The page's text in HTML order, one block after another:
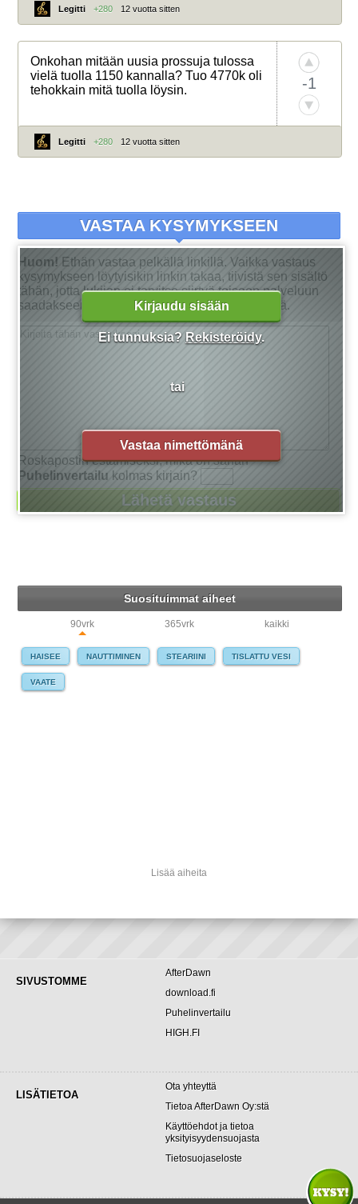
Legitti +280 12 vuotta sitten
Onkohan mitään uusia prossuja tulossa
vielä tuolla 1150 kannalla? Tuo 4770k oli
tehokkain mitä tuolla löysin.
-1
Legitti +280 12 vuotta sitten
Kirjaudu sisään
Ei tunnuksia? Rekisteröidy.
tai
Vastaa nimettömänä
VASTAA KYSYMYKSEEN
Huom! Ethän vastaa pelkällä linkillä. Vaikka vastaus
kysymykseen löytyisikin linkin takaa, tiivistä sen sisältö
tähän, jotta lukijan ei tarvitse siirtyä toiseen palveluun
saadakseen tarkan vastauksen kysymykseensä.
Roskapostin estämiseksi, mikä on sanan
Puhelinvertailu kolmas kirjain?
Suosituimmat aiheet
90vrk 365vrk kaikki
HAISEE NAUTTIMINEN STEARIINI TISLATTU VESI
VAATE
Lisää aiheita
SIVUSTOMME
AfterDawn
download.fi
Puhelinvertailu
HIGH.FI
LISÄTIETOA
Ota yhteyttä
Tietoa AfterDawn Oy:stä
Käyttöehdot ja tietoa
yksityisyydensuojasta
Tietosuojaseloste